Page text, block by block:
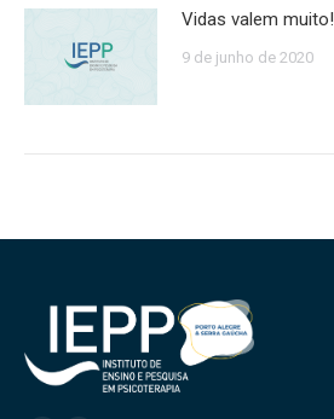
Vidas valem muito!
9 de junho de 2020